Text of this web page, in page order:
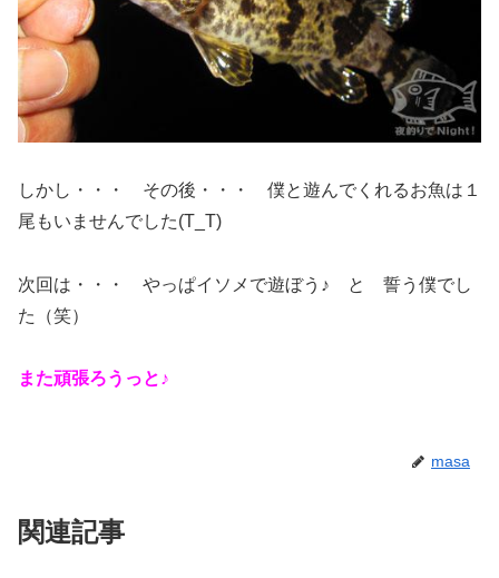
しかし・・・ その後・・・ 僕と遊んでくれるお魚は１
尾もいませんでした(T_T)
次回は・・・ やっぱイソメで遊ぼう♪ と 誓う僕でし
た（笑）
また頑張ろうっと♪
masa
関連記事